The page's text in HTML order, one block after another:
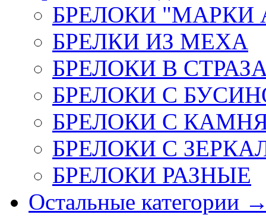
БРЕЛОКИ "МАРКИ
БРЕЛКИ ИЗ МЕХА
БРЕЛОКИ В
БРЕЛОКИ С
БРЕЛОКИ С
БРЕЛОКИ С
БРЕЛОКИ РАЗНЫЕ
Остальные категории